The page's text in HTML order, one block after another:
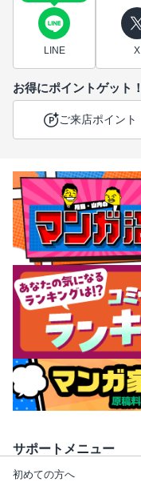
LINE X
お得にポイントゲット！
ご来店ポイント
サポートメニュー
初めての方へ